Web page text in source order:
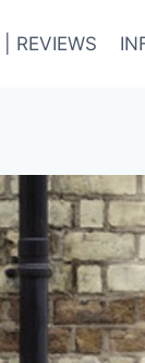
REVIEWS